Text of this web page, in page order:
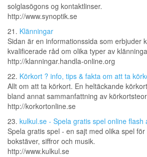
solglasögons og kontaktlinser.
http://www.synoptik.se
21. Klänningar
Sidan är en informationssida som erbjuder
kvalificerade råd om olika typer av
http://klanningar.handla-online.org
22. Körkort ? info, tips & fakta om att ta
Allt om att ta körkort. En heltäckande
bland annat sammanfattning av
http://korkortonline.se
23. kulkul.se - Spela gratis spel online flash
Spela gratis spel - en sajt med olika spel
bokstäver, siffror och musik.
http://www.kulkul.se